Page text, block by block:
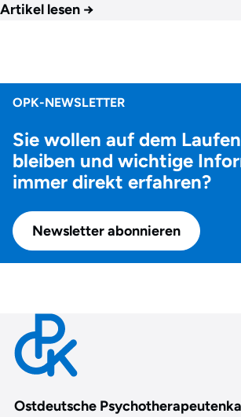
Artikel lesen →
OPK-NEWSLETTER
Sie wollen auf dem
bleiben und wichtige
immer direkt erfahren?
Newsletter abonnieren
Contact
Ostdeutsche